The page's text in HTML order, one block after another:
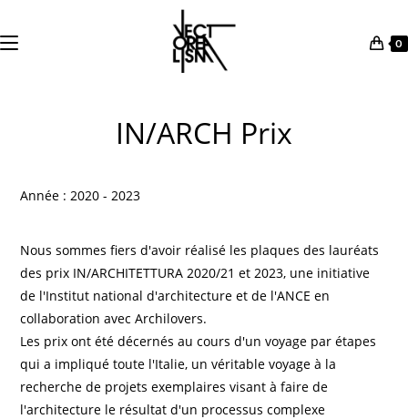
0
IN/ARCH Prix
Année : 2020 - 2023
Nous sommes fiers d'avoir réalisé les plaques des lauréats
des prix IN/ARCHITETTURA 2020/21 et 2023, une initiative
de l'Institut national d'architecture et de l'ANCE en
collaboration avec Archilovers.
Les prix ont été décernés au cours d'un voyage par étapes
qui a impliqué toute l'Italie, un véritable voyage à la
recherche de projets exemplaires visant à faire de
l'architecture le résultat d'un processus complexe